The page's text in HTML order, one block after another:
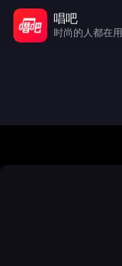
唱吧
时尚的人都在